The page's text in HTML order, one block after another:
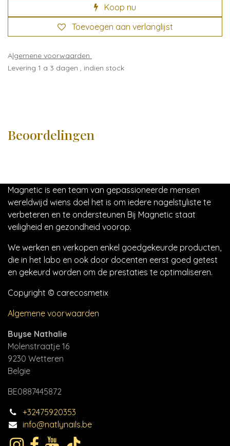
Koop nu
Toevoegen aan verlanglijst
Algemene voorwaarden
Levering 1 a 3 dagen , indien stock
Beoordelingen
Magnetic is een team van gepassioneerde mensen
wereldwijd wiens doel het is om iedere nagelstyliste te
verbeteren en te ondersteunen Bij Magnetic staat
veiligheid en gezondheid voorop.
We werken en verkopen enkel goedgekeurde producten,
die in het labo en ook door docenten eerst goed getest
en gekeurd worden om de prestaties te optimaliseren.
Copyright © carecosmetix
Algemene voorwaarden
Buyse Nathalie
Molenstraatje 16
9230 Wetteren
Belgie
BE0887445872
+32475920353
info@natlynails.be